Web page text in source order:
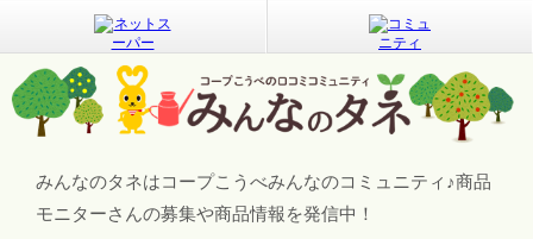
みんなのタネはコープこうべみんなのコミュニティ♪商品
モニターさんの募集や商品情報を発信中！